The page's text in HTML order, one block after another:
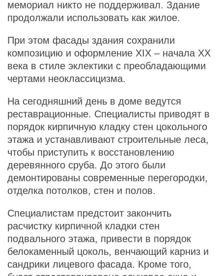
мемориал никто не поддерживал. Здание
продолжали использовать как жилое.
При этом фасады здания сохранили
композицию и оформление XIX – начала ХХ
века в стиле эклектики с преобладающими
чертами неоклассицизма.
На сегодняшний день в доме ведутся
реставрационные. Специалисты приводят в
порядок кирпичную кладку стен цокольного
этажа и устанавливают строительные леса,
чтобы приступить к восстановлению
деревянного сруба. До этого были
демонтированы современные перегородки,
отделка потолков, стен и полов.
Специалистам предстоит закончить
расчистку кирпичной кладки стен
подвального этажа, привести в порядок
белокаменный цоколь, венчающий карниз и
сандрики лицевого фасада. Кроме того,